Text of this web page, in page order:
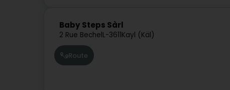
Baby Steps Sàrl
2 Rue BechelL-3611Kayl (Käl)
Route